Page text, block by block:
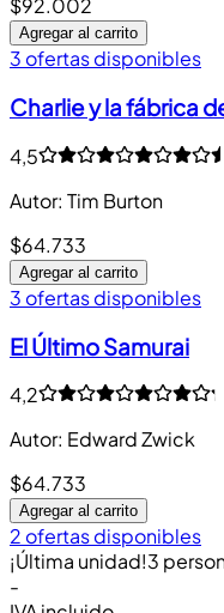
$92.002
Agregar al carrito
3 ofertas disponibles
Charlie y la fábrica
4,5
Autor: Tim Burton
$64.733
Agregar al carrito
3 ofertas disponibles
El Último Samurai
4,2
Autor: Edward Zwick
$64.733
Agregar al carrito
2 ofertas disponibles
¡Última unidad!3
-